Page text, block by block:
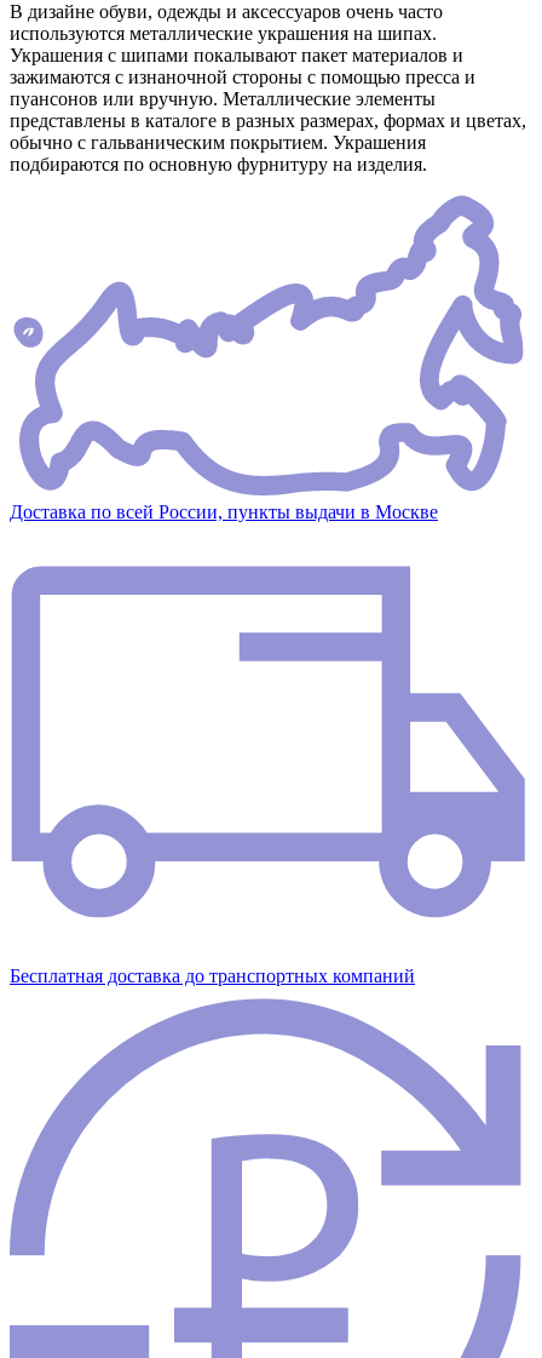
В дизайне обуви, одежды и аксессуаров очень часто
используются металлические украшения на шипах.
Украшения с шипами покалывают пакет материалов и
зажимаются с изнаночной стороны с помощью пресса и
пуансонов или вручную. Металлические элементы
представлены в каталоге в разных размерах, формах и цветах,
обычно с гальваническим покрытием. Украшения
подбираются по основную фурнитуру на изделия.
Доставка по всей России, пункты выдачи в Москве
Бесплатная доставка до транспортных компаний